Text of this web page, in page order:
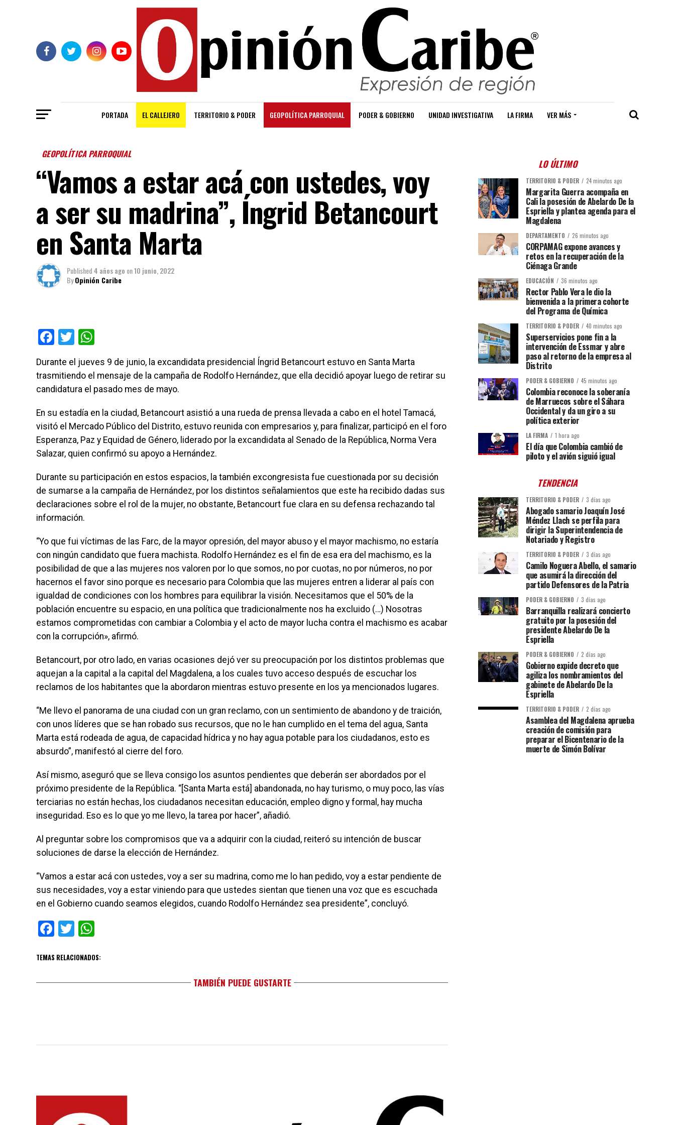
PORTADA EL CALLEJERO TERRITORIO & PODER GEOPOLÍTICA PARROQUIAL PODER & GOBIERNO UNIDAD INVESTIGATIVA LA FIRMA VER MÁS
GEOPOLÍTICA PARROQUIAL
“Vamos a estar acá con ustedes, voy
a ser su madrina”, Íngrid Betancourt
en Santa Marta
Published4 años ago on10 junio, 2022
ByOpinión Caribe
Facebook
Twitter
Durante el jueves 9 de junio, la excandidata presidencial Íngrid Betancourt estuvo en Santa Marta
trasmitiendo el mensaje de la campaña de Rodolfo Hernández, que ella decidió apoyar luego de retirar su
candidatura el pasado mes de mayo.
En su estadía en la ciudad, Betancourt asistió a una rueda de prensa llevada a cabo en el hotel Tamacá,
visitó el Mercado Público del Distrito, estuvo reunida con empresarios y, para finalizar, participó en el foro
Esperanza, Paz y Equidad de Género, liderado por la excandidata al Senado de la República, Norma Vera
Salazar, quien confirmó su apoyo a Hernández.
Durante su participación en estos espacios, la también excongresista fue cuestionada por su decisión
de sumarse a la campaña de Hernández, por los distintos señalamientos que este ha recibido dadas sus
declaraciones sobre el rol de la mujer, no obstante, Betancourt fue clara en su defensa rechazando tal
información.
“Yo que fui víctimas de las Farc, de la mayor opresión, del mayor abuso y el mayor machismo, no estaría
con ningún candidato que fuera machista. Rodolfo Hernández es el fin de esa era del machismo, es la
posibilidad de que a las mujeres nos valoren por lo que somos, no por cuotas, no por números, no por
hacernos el favor sino porque es necesario para Colombia que las mujeres entren a liderar al país con
igualdad de condiciones con los hombres para equilibrar la visión. Necesitamos que el 50% de la
población encuentre su espacio, en una política que tradicionalmente nos ha excluido (…) Nosotras
estamos comprometidas con cambiar a Colombia y el acto de mayor lucha contra el machismo es acabar
con la corrupción», afirmó.
Betancourt, por otro lado, en varias ocasiones dejó ver su preocupación por los distintos problemas que
aquejan a la capital a la capital del Magdalena, a los cuales tuvo acceso después de escuchar los
reclamos de los habitantes que la abordaron mientras estuvo presente en los ya mencionados lugares.
“Me llevo el panorama de una ciudad con un gran reclamo, con un sentimiento de abandono y de traición,
con unos líderes que se han robado sus recursos, que no le han cumplido en el tema del agua, Santa
Marta está rodeada de agua, de capacidad hídrica y no hay agua potable para los ciudadanos, esto es
absurdo”, manifestó al cierre del foro.
Así mismo, aseguró que se lleva consigo los asuntos pendientes que deberán ser abordados por el
próximo presidente de la República. “[Santa Marta está] abandonada, no hay turismo, o muy poco, las vías
terciarias no están hechas, los ciudadanos necesitan educación, empleo digno y formal, hay mucha
inseguridad. Eso es lo que yo me llevo, la tarea por hacer”, añadió.
Al preguntar sobre los compromisos que va a adquirir con la ciudad, reiteró su intención de buscar
soluciones de darse la elección de Hernández.
“Vamos a estar acá con ustedes, voy a ser su madrina, como me lo han pedido, voy a estar pendiente de
sus necesidades, voy a estar viniendo para que ustedes sientan que tienen una voz que es escuchada
en el Gobierno cuando seamos elegidos, cuando Rodolfo Hernández sea presidente”, concluyó.
Facebook
Twitter
TEMAS RELACIONADOS:
TAMBIÉN PUEDE GUSTARTE
LO ÚLTIMO
TERRITORIO & PODER 24 minutos ago
Margarita Guerra acompaña en
Cali la posesión de Abelardo De la
Espriella y plantea agenda para el
Magdalena
DEPARTAMENTO 26 minutos ago
CORPAMAG expone avances y
retos en la recuperación de la
Ciénaga Grande
EDUCACIÓN 36 minutos ago
Rector Pablo Vera le dio la
bienvenida a la primera cohorte
del Programa de Química
TERRITORIO & PODER 40 minutos ago
Superservicios pone fin a la
intervención de Essmar y abre
paso al retorno de la empresa al
Distrito
PODER & GOBIERNO 45 minutos ago
Colombia reconoce la soberanía
de Marruecos sobre el Sáhara
Occidental y da un giro a su
política exterior
LA FIRMA 1 hora ago
El día que Colombia cambió de
piloto y el avión siguió igual
TENDENCIA
TERRITORIO & PODER 3 días ago
Abogado samario Joaquín José
Méndez Llach se perfila para
dirigir la Superintendencia de
Notariado y Registro
TERRITORIO & PODER 3 días ago
Camilo Noguera Abello, el samario
que asumirá la dirección del
partido Defensores de la Patria
PODER & GOBIERNO 3 días ago
Barranquilla realizará concierto
gratuito por la posesión del
presidente Abelardo De la
Espriella
PODER & GOBIERNO 2 días ago
Gobierno expide decreto que
agiliza los nombramientos del
gabinete de Abelardo De la
Espriella
TERRITORIO & PODER 2 días ago
Asamblea del Magdalena aprueba
creación de comisión para
preparar el Bicentenario de la
muerte de Simón Bolívar